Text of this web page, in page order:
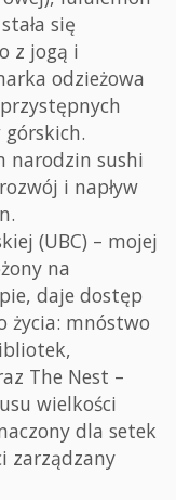
się
z jogą i
odzieżowa
narodzin sushi
i napływ
(UBC) – mojej
na
daje dostęp
życia: mnóstwo
The Nest –
wielkości
dla setek
zarządzany